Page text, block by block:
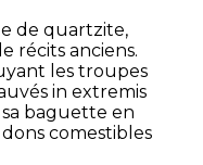
de quartzite,
récits anciens.
les troupes
in extremis
baguette en
comestibles